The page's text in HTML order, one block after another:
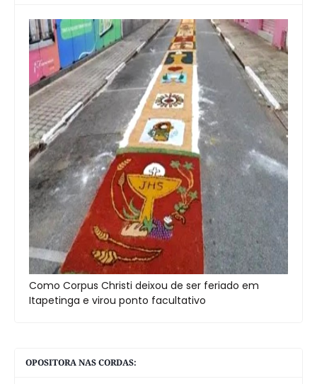
Como Corpus Christi deixou de ser feriado em
Itapetinga e virou ponto facultativo
OPOSITORA NAS CORDAS: